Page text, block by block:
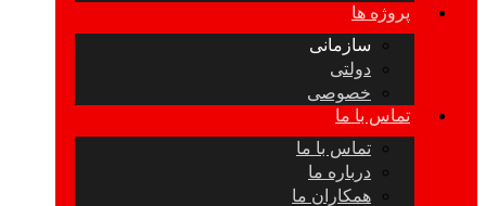
پروژه ها
سازمانی
دولتی
خصوصی
تماس با ما
تماس با ما
درباره ما
همکاران ما